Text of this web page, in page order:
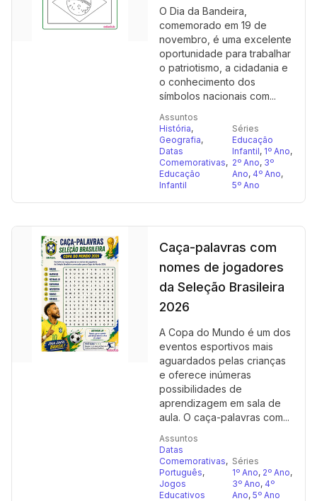
O Dia da Bandeira,
comemorado em 19 de
novembro, é uma excelente
oportunidade para trabalhar
o patriotismo, a cidadania e
o conhecimento dos
símbolos nacionais com...
Assuntos
História,
Geografia,
Datas
Comemorativas,
Educação
Infantil
Séries
Educação
Infantil, 1º Ano,
2º Ano, 3º
Ano, 4º Ano,
5º Ano
Caça-palavras com
nomes de jogadores
da Seleção Brasileira
2026
A Copa do Mundo é um dos
eventos esportivos mais
aguardados pelas crianças
e oferece inúmeras
possibilidades de
aprendizagem em sala de
aula. O caça-palavras com...
Assuntos
Datas
Comemorativas,
Português,
Jogos
Educativos
Séries
1º Ano, 2º Ano,
3º Ano, 4º
Ano, 5º Ano